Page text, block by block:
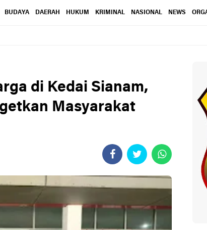
BUDAYA DAERAH HUKUM KRIMINAL NASIONAL NEWS
di Kedai Sianam,
Masyarakat